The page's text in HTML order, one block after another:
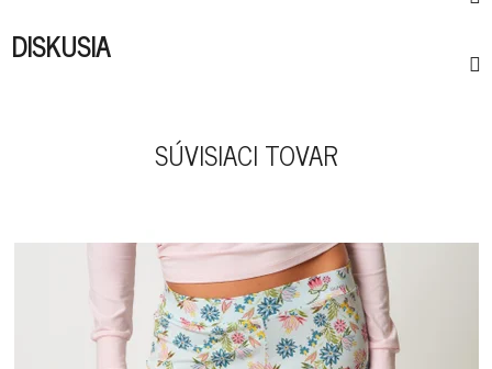
DISKUSIA
SÚVISIACI TOVAR